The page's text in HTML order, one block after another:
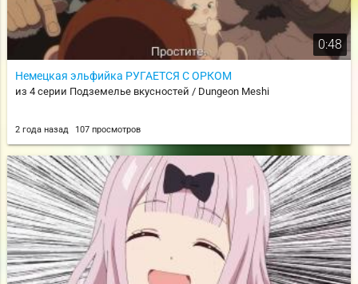
0:48
Немецкая эльфийка РУГАЕТСЯ С ОРКОМ
из 4 серии Подземелье вкусностей / Dungeon Meshi
2 года назад 107 просмотров